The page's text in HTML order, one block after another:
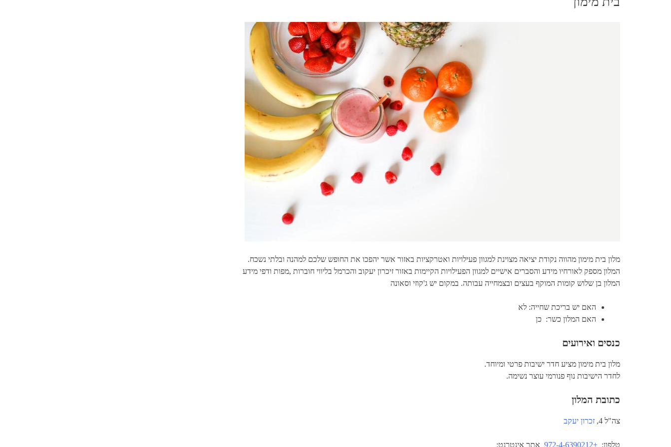
מלון בית מימון מהווה נקודת יציאה מצוינת למגוון פעילויות ואטרקציות באזור אשר יהפכו את החופש שלכם למהנה ובלתי נשכח.
המלון מספק לאורחיו מידע והסברים אישיים למגוון הפעילויות הקיימות באזור זיכרון יעקוב והכרמל בליווי חוברות ,מפות ודפי מידע
המלון בן שלוש קומות המוקף בעצים ובצמחייה עבותה. במקום יש ג'קוזי וסאונה
האם יש בריכת שחייה: לא
האם המלון כשר: כן
כנסים ואירועים
מלון בית מימון מציע חדר ישיבות פרטי ומיוחד.
לחדר הישיבות נוף פנורמי עוצר נשימה.
כתובת המלון
צה"ל 4, זכרון יעקב
טלפון: +972-4-6390212 אתר אינטרנט: